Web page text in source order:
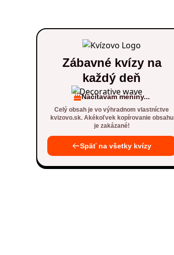
Zábavné kvízy na
každý deň
Načítavam meniny...
Celý obsah je vo výhradnom vlastníctve
kvizovo.sk. Akékoľvek kopírovanie obsahu
je zakázané!
Späť na všetky kvízy